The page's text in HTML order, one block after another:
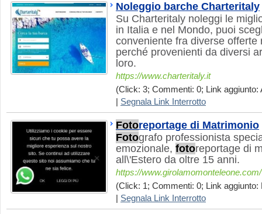
Noleggio barche Charteritaly
Su Charteritaly noleggi le
in Italia e nel Mondo, puoi
conveniente fra diverse offerte
perché provenienti da diversi
loro.
https://www.charteritaly.it
(Click: 3; Commenti: 0; Link aggiunto:
Segnala Link Interrotto
Fotoreportage di Matrimonio
Fotografo professionista
emozionale, fotoreportage di
all\'Estero da oltre 15 anni.
https://www.girolamomonteleone.com/
(Click: 1; Commenti: 0; Link aggiunto:
Segnala Link Interrotto